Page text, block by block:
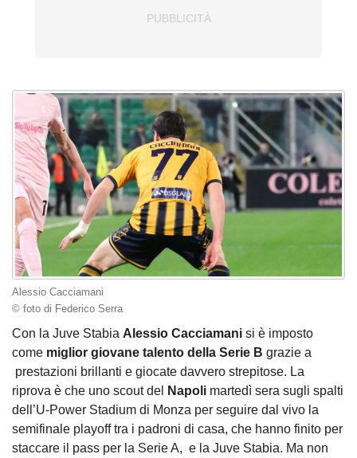
Alessio Cacciamani
© foto di Federico Serra
Con la Juve Stabia Alessio Cacciamani si è imposto
come miglior giovane talento della Serie B grazie a
prestazioni brillanti e giocate davvero strepitose. La
riprova è che uno scout del
Napoli martedì sera sugli spalti
dell’U-Power Stadium di Monza per seguire dal vivo la
semifinale playoff tra i padroni di casa, che hanno finito per
staccare il pass per la Serie A, e la Juve Stabia. Ma non